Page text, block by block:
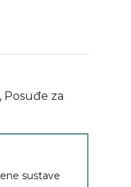
, Posuđe za
sustave